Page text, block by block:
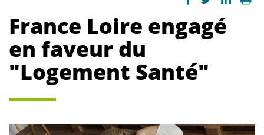
France Loire engagé
en faveur du
"Logement Santé"